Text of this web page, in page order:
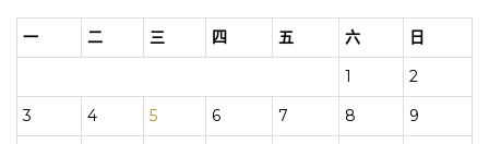
一 二 三 四 五 六
日
1
2
3
4 5 6 7 8
9